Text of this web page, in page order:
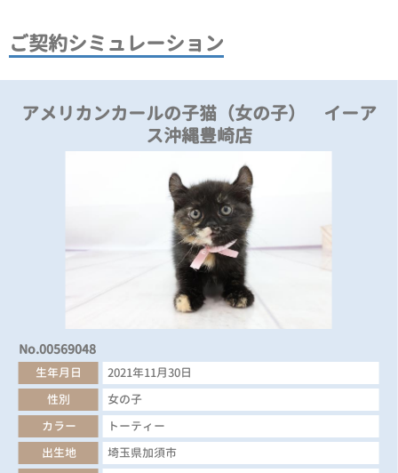
ご契約シミュレーション
アメリカンカールの子猫（女の子） イーア
ス沖縄豊崎店
No.00569048
生年月日
2021年11月30日
性別
女の子
カラー
トーティー
出生地
埼玉県加須市